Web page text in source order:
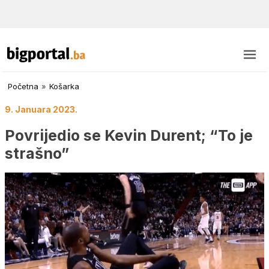
Početna » Košarka
9. Januara 2023.
Povrijedio se Kevin Durent; “To je
strašno”